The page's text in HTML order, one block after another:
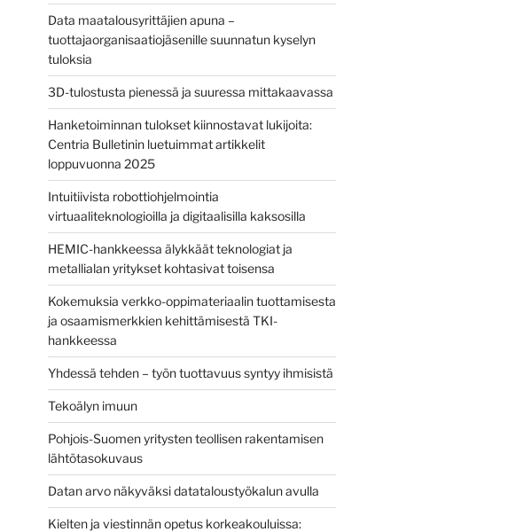
Data maatalousyrittäjien apuna –
tuottajaorganisaatiojäsenille suunnatun kyselyn
tuloksia
3D-tulostusta pienessä ja suuressa mittakaavassa
Hanketoiminnan tulokset kiinnostavat lukijoita:
Centria Bulletinin luetuimmat artikkelit
loppuvuonna 2025
Intuitiivista robottiohjelmointia
virtuaaliteknologioilla ja digitaalisilla kaksosilla
HEMIC-hankkeessa älykkäät teknologiat ja
metallialan yritykset kohtasivat toisensa
Kokemuksia verkko-oppimateriaalin tuottamisesta
ja osaamismerkkien kehittämisestä TKI-
hankkeessa
Yhdessä tehden – työn tuottavuus syntyy ihmisistä
Tekoälyn imuun
Pohjois-Suomen yritysten teollisen rakentamisen
lähtötasokuvaus
Datan arvo näkyväksi datataloustyökalun avulla
Kielten ja viestinnän opetus korkeakouluissa: